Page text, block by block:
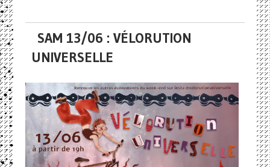
SAM 13/06 : VÉLORUTION
UNIVERSELLE